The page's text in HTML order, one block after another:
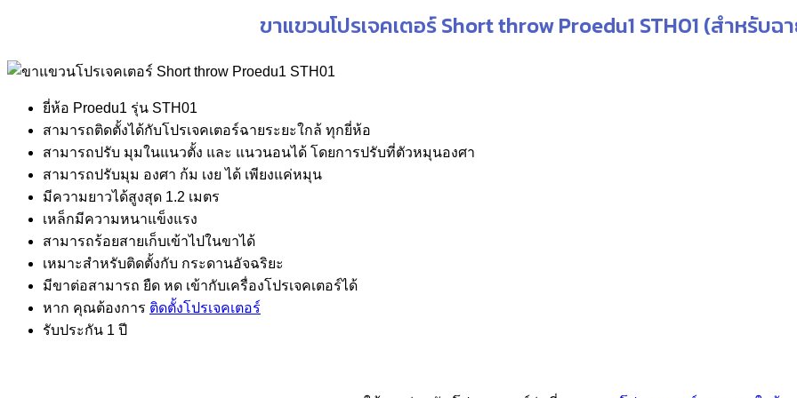
ขาแขวนโปรเจคเตอร์ Short throw Proedu1 STH01 (สำหรับฉา
ยี่ห้อ Proedu1 รุ่น STH01
สามารถติดตั้งได้กับโปรเจคเตอร์ฉายระยะใกล้ ทุกยี่ห้อ
สามารถปรับ มุมในแนวตั้ง และ แนวนอนได้ โดยการปรับที่ตัวหมุนองศา
สามารถปรับมุม องศา ก้ม เงย ได้ เพียงแค่หมุน
มีความยาวได้สูงสุด 1.2 เมตร
เหล็กมีความหนาแข็งแรง
สามารถร้อยสายเก็บเข้าไปในขาได้
เหมาะสำหรับติดตั้งกับ กระดานอัจฉริยะ
มีขาต่อสามารถ ยืด หด เข้ากับเครื่องโปรเจคเตอร์ได้
หาก คุณต้องการ ติดตั้งโปรเจคเตอร์
รับประกัน 1 ปี